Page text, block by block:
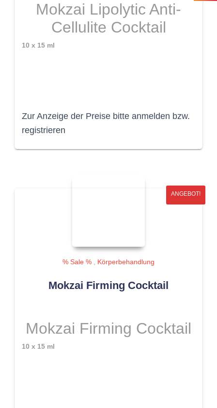
Mokzai Lipolytic Anti-
Cellulite Cocktail
10 x 15 ml
Zur Anzeige der Preise bitte anmelden bzw.
registrieren
ANGEBOT!
% Sale % Körperbehandlung
Mokzai Firming Cocktail
Mokzai Firming Cocktail
10 x 15 ml